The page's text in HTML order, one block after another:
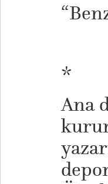
*
Ana